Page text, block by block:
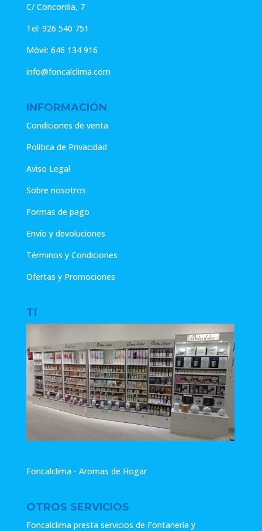
C/ Concordia, 7
Tel: 926 540 751
Móvil: 646 134 916
info@foncalclima.com
INFORMACIÓN
Condiciones de venta
Política de Privacidad
Aviso Legal
Sobre nosotros
Formas de pago
Envío y devoluciones
Términos y Condiciones
Ofertas y Promociones
Ti
Foncalclima - Aromas de Hogar
OTROS SERVICIOS
Foncalclima presta servicios de Fontanería y